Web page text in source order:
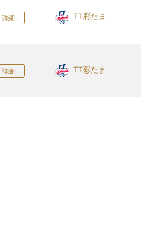
詳細 TT彩たま
詳細 TT彩たま